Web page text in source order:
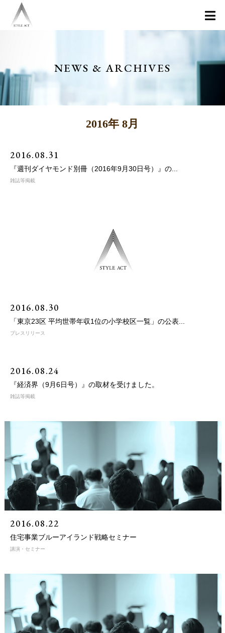
NEWS & ARCHIVES
2016年 8月
2016.08.31
『週刊ダイヤモンド別冊（2016年9月30日号）』の...
雑誌等掲載
2016.08.30
「東京23区 平均世帯年収1位の小学校区一覧」の公表...
プレスリリース
2016.08.24
『経済界（9月6日号）』の取材を受けました。
雑誌等掲載
2016.08.22
住宅事業ブルーアイランド戦略セミナー
講演・セミナー